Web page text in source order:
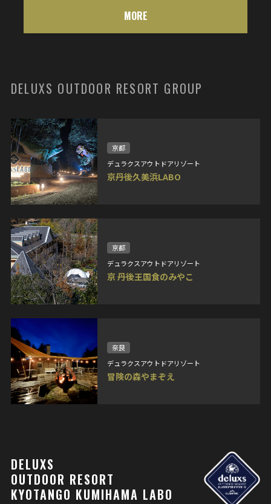
MORE
DELUXS OUTDOOR RESORT GROUP
京都
デュラクスアウトドアリゾート
京丹後久美浜LABO
京都
デュラクスアウトドアリゾート
京 丹後王国食のみやこ
奈良
デュラクスアウトドアリゾート
冒険の森やまぞえ
DELUXS
OUTDOOR RESORT
KYOTANGO KUMIHAMA LABO